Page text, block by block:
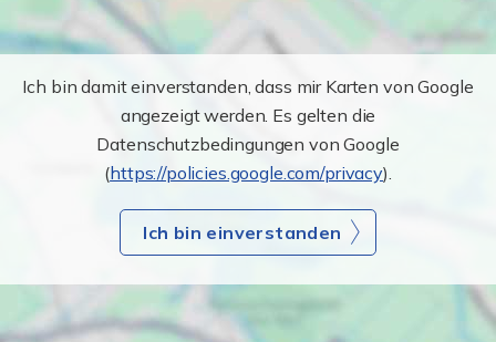
Ich bin damit einverstanden, dass mir Karten von Google
angezeigt werden. Es gelten die
Datenschutzbedingungen von Google
(https://policies.google.com/privacy).
Ich bin einverstanden